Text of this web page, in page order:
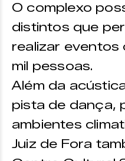
O complexo
distintos que
realizar eventos
mil pessoas.
Além da
pista de dança,
ambientes
Juiz de Fora